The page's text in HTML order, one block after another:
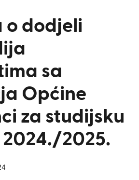
o dodjeli
sa
Općine
za studijsku
2025.